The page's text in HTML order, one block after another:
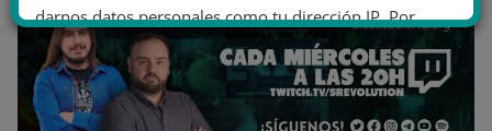
darnos datos personales como tu dirección IP. Por
último, puedes leer nuestra Política de cookies.
No dar mi información personal